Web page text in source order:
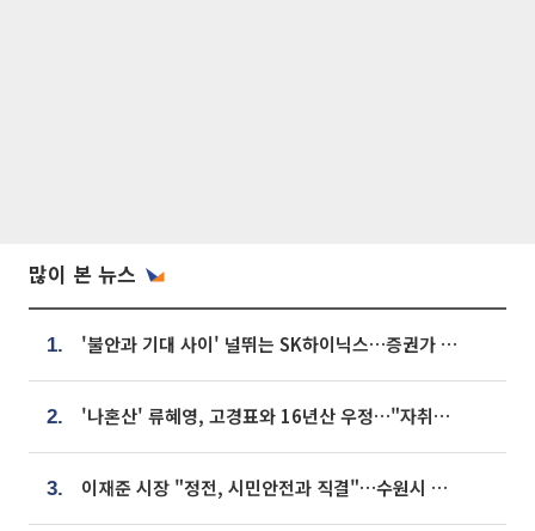
많이 본 뉴스
1. '불안과 기대 사이' 널뛰는 SK하이닉스…증권가 "HBM4·LTA 기반 펀터멘털 견고"
2. '나혼산' 류혜영, 고경표와 16년산 우정…"자취방서 부모님과 마주쳐"
3. 이재준 시장 "정전, 시민안전과 직결"…수원시 비상대응체계 가동